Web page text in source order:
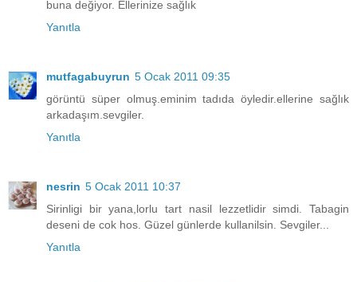
buna değiyor. Ellerinize sağlık
Yanıtla
mutfagabuyrun 5 Ocak 2011 09:35
görüntü süper olmuş.eminim tadıda öyledir.ellerine sağlık
arkadaşım.sevgiler.
Yanıtla
nesrin 5 Ocak 2011 10:37
Sirinligi bir yana,lorlu tart nasil lezzetlidir simdi. Tabagin
deseni de cok hos. Güzel günlerde kullanilsin. Sevgiler...
Yanıtla